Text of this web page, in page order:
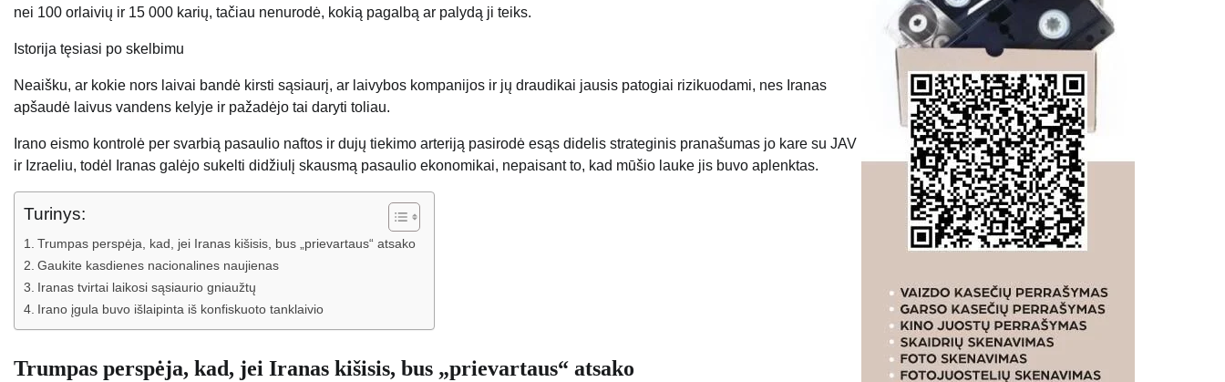
nei 100 orlaivių ir 15 000 karių, tačiau nenurodė, kokią pagalbą ar palydą ji teiks.
Istorija tęsiasi po skelbimu
Neaišku, ar kokie nors laivai bandė kirsti sąsiaurį, ar laivybos kompanijos ir jų draudikai jausis patogiai rizikuodami, nes Iranas
apšaudė laivus vandens kelyje ir pažadėjo tai daryti toliau.
Irano eismo kontrolė per svarbią pasaulio naftos ir dujų tiekimo arteriją pasirodė esąs didelis strateginis pranašumas jo kare su JAV
ir Izraeliu, todėl Iranas galėjo sukelti didžiulį skausmą pasaulio ekonomikai, nepaisant to, kad mūšio lauke jis buvo aplenktas.
Turinys:
Trumpas perspėja, kad, jei Iranas kišisis, bus „prievartaus“ atsako
Gaukite kasdienes nacionalines naujienas
Iranas tvirtai laikosi sąsiaurio gniaužtų
Irano įgula buvo išlaipinta iš konfiskuoto tanklaivio
Trumpas perspėja, kad, jei Iranas kišisis, bus „prievartaus“ atsako